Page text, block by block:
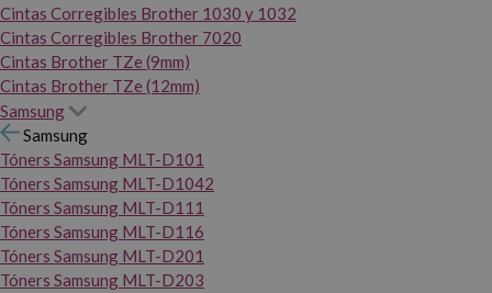
Cintas Corregibles Brother 1030 y 1032
Cintas Corregibles Brother 7020
Cintas Brother TZe (9mm)
Cintas Brother TZe (12mm)
Samsung
Samsung
Tóners Samsung MLT-D101
Tóners Samsung MLT-D1042
Tóners Samsung MLT-D111
Tóners Samsung MLT-D116
Tóners Samsung MLT-D201
Tóners Samsung MLT-D203